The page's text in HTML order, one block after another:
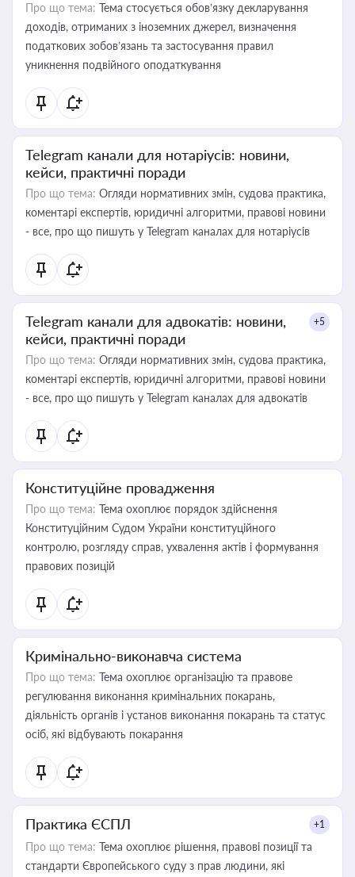
Про що тема: Тема стосується обов’язку декларування
доходів, отриманих з іноземних джерел, визначення
податкових зобов’язань та застосування правил
уникнення подвійного оподаткування
Telegram канали для нотаріусів: новини,
кейси, практичні поради
Про що тема: Огляди нормативних змін, судова практика,
коментарі експертів, юридичні алгоритми, правові новини
- все, про що пишуть у Telegram каналах для нотаріусів
Telegram канали для адвокатів: новини,
кейси, практичні поради
+5
Про що тема: Огляди нормативних змін, судова практика,
коментарі експертів, юридичні алгоритми, правові новини
- все, про що пишуть у Telegram каналах для адвокатів
Конституційне провадження
Про що тема: Тема охоплює порядок здійснення
Конституційним Судом України конституційного
контролю, розгляду справ, ухвалення актів і формування
правових позицій
Кримінально-виконавча система
Про що тема: Тема охоплює організацію та правове
регулювання виконання кримінальних покарань,
діяльність органів і установ виконання покарань та статус
осіб, які відбувають покарання
Практика ЄСПЛ +1
Про що тема: Тема охоплює рішення, правові позиції та
стандарти Європейського суду з прав людини, які